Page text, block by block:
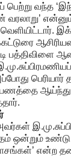
பெற்று வந்த
வரலாறு’
பத்திவிளை
ஆய்ந்து
அவர்கள்
ஒன்றும்
என்ற